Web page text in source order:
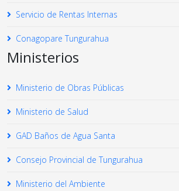
Servicio de Rentas Internas
Conagopare Tungurahua
Ministerios
Ministerio de Obras Públicas
Ministerio de Salud
GAD Baños de Agua Santa
Consejo Provincial de Tungurahua
Ministerio del Ambiente